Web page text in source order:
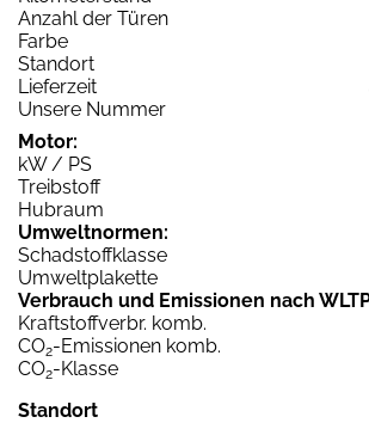
Anzahl der Türen
Farbe
Standort
Lieferzeit
Unsere Nummer
Motor:
kW / PS
Treibstoff
Hubraum
Umweltnormen:
Schadstoffklasse
Umweltplakette
Verbrauch und Emissionen nach
Kraftstoffverbr. komb.
CO2-Emissionen komb.
CO2-Klasse
Standort